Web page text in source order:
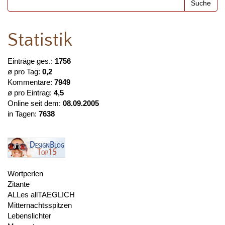
Statistik
Einträge ges.: 1756
ø pro Tag: 0,2
Kommentare: 7949
ø pro Eintrag: 4,5
Online seit dem: 08.09.2005
in Tagen: 7638
Wortperlen
Zitante
ALLes allTAEGLICH
Mitternachtsspitzen
Lebenslichter